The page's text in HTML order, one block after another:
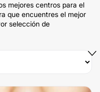
mejores centros para el
que encuentres el mejor
selección de